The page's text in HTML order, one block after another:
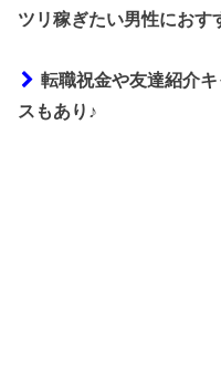
ツリ稼ぎたい男性におす
転職祝金や友達紹介
スもあり♪